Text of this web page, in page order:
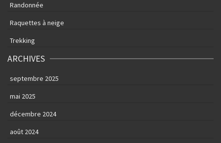
Randonnée
Raquettes à neige
Trekking
ARCHIVES
septembre 2025
mai 2025
décembre 2024
août 2024